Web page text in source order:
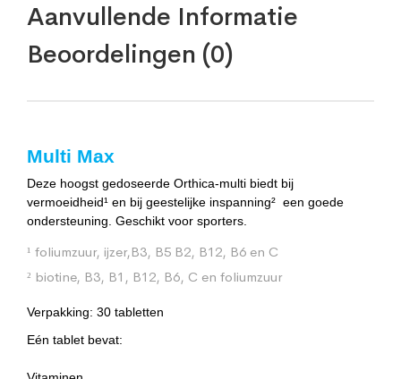
Aanvullende Informatie
Beoordelingen (0)
Multi Max
Deze hoogst gedoseerde Orthica-multi biedt bij
vermoeidheid¹ en bij geestelijke inspanning² een goede
ondersteuning. Geschikt voor sporters.
¹ foliumzuur, ijzer,B3, B5 B2, B12, B6 en C
² biotine, B3, B1, B12, B6, C en foliumzuur
Verpakking: 30 tabletten
Eén tablet bevat: